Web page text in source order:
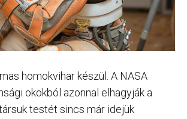
homokvihar készül. A NASA
okokból azonnal elhagyják a
testét sincs már idejük